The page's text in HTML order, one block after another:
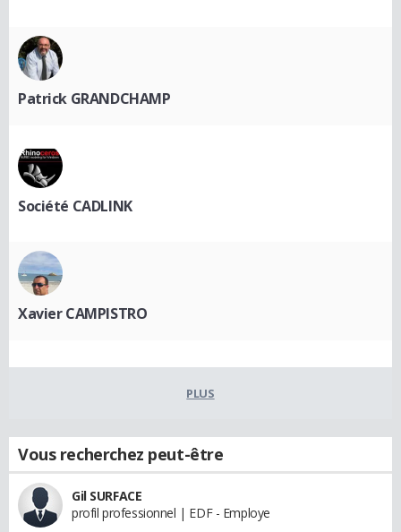
Patrick GRANDCHAMP
Société CADLINK
Xavier CAMPISTRO
PLUS
Vous recherchez peut-être
Gil SURFACE
profil professionnel | EDF - Employe